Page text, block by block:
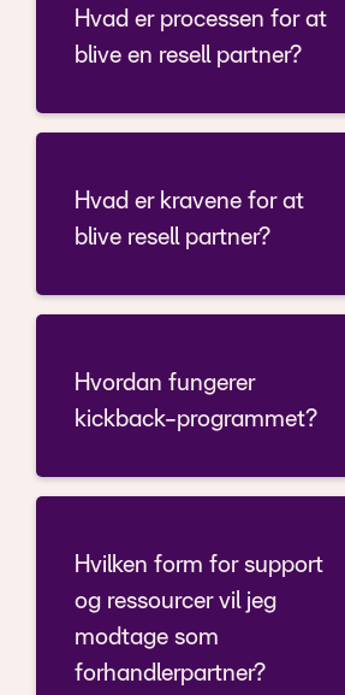
Hvad er processen for at
blive en resell partner?
Hvad er kravene for at
blive resell partner?
Hvordan fungerer
kickback-programmet?
Hvilken form for support
og ressourcer vil jeg
modtage som
forhandlerpartner?